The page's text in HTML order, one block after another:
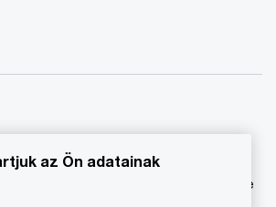
Minden jog fenntartva. A „PwC”
Könyvvizsgáló Kft.-re
az Ön adatainak